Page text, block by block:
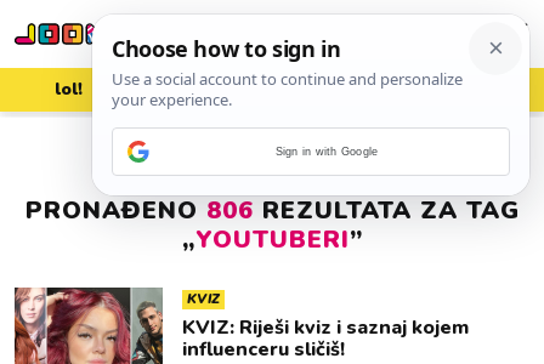
lol! aww vrh! woot?!
PRONAĐENO 806 REZULTATA ZA TAG
„YOUTUBERI”
KVIZ
KVIZ: Riješi kviz i saznaj kojem
influenceru sličiš!
Sign in with Google